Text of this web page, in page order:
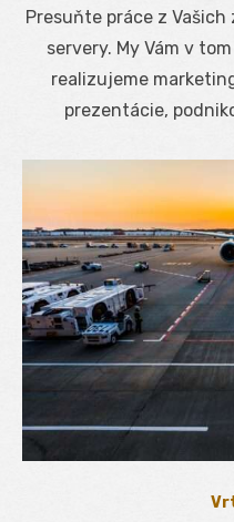
Presuňte práce z
servery. My Vám v
realizujeme
prezentácie,